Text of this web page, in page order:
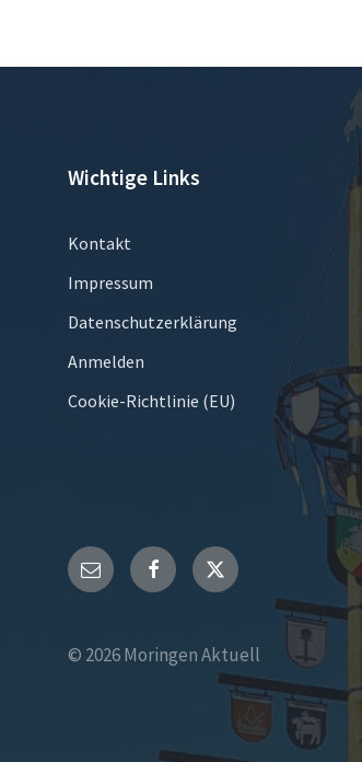
Wichtige Links
Kontakt
Impressum
Datenschutzerklärung
Anmelden
Cookie-Richtlinie (EU)
E- Facebook Twitter
© 2026 Moringen Aktuell